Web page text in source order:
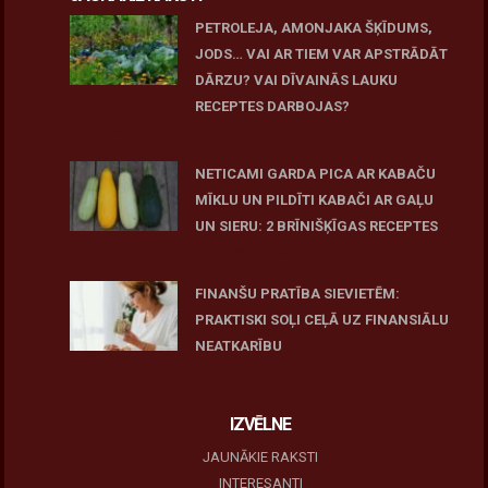
PETROLEJA, AMONJAKA ŠĶĪDUMS,
JODS… VAI AR TIEM VAR APSTRĀDĀT
DĀRZU? VAI DĪVAINĀS LAUKU
RECEPTES DARBOJAS?
NETICAMI GARDA PICA AR KABAČU
MĪKLU UN PILDĪTI KABAČI AR GAĻU
UN SIERU: 2 BRĪNIŠĶĪGAS RECEPTES
FINANŠU PRATĪBA SIEVIETĒM:
PRAKTISKI SOĻI CEĻĀ UZ FINANSIĀLU
NEATKARĪBU
IZVĒLNE
JAUNĀKIE RAKSTI
INTERESANTI